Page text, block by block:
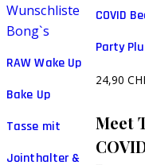
Wunschliste
Bong`s
RAW Wake Up
Bake Up
Tasse mit
Jointhalter &
COVID
Party
24,90
Meet